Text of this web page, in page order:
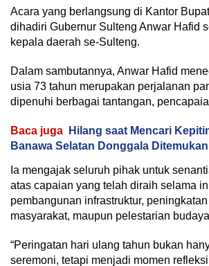
Acara yang berlangsung di Kantor
dihadiri Gubernur Sulteng Anwar Hafid
kepala daerah se-Sulteng.
Dalam sambutannya, Anwar Hafid
usia 73 tahun merupakan perjalanan
dipenuhi berbagai tantangan,
Baca juga
Hilang saat Mencari
Banawa Selatan Donggala
Ia mengajak seluruh pihak untuk
atas capaian yang telah diraih selama
pembangunan infrastruktur,
masyarakat, maupun pelestarian
“Peringatan hari ulang tahun bukan
seremoni, tetapi menjadi momen